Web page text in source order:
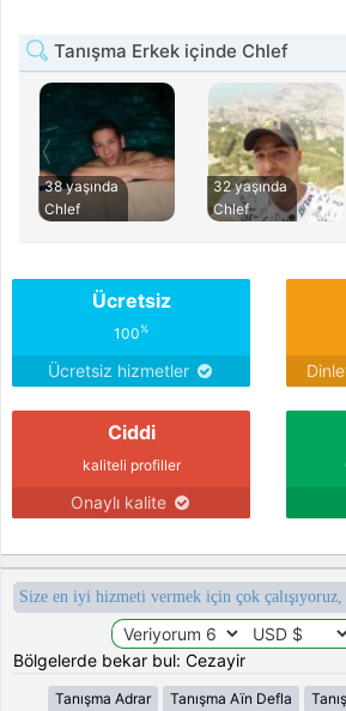
Tanışma Erkek içinde Chlef
38 yaşında
Chlef
32 yaşında
Chlef
Ücretsiz
100%
Ücretsiz hizmetler
Ciddi
kaliteli profiller
Onaylı kalite
Size en iyi hizmeti vermek için çok
Bölgelerde bekar bul: Cezayir
Tanışma Adrar Tanışma Aïn Defla